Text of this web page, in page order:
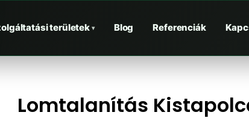
területek ▾ Blog Referenciák
Lomtalanítás